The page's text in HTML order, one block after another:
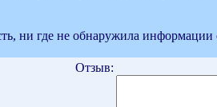
ни где не обнаружила
Отзыв: